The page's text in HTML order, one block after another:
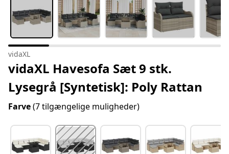
vidaXL
vidaXL Havesofa Sæt 9 stk.
Lysegrå [Syntetisk]: Poly Rattan
Farve(7 tilgængelige muligheder)